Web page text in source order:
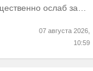
ослаб за
07 августа 2026,
10:59